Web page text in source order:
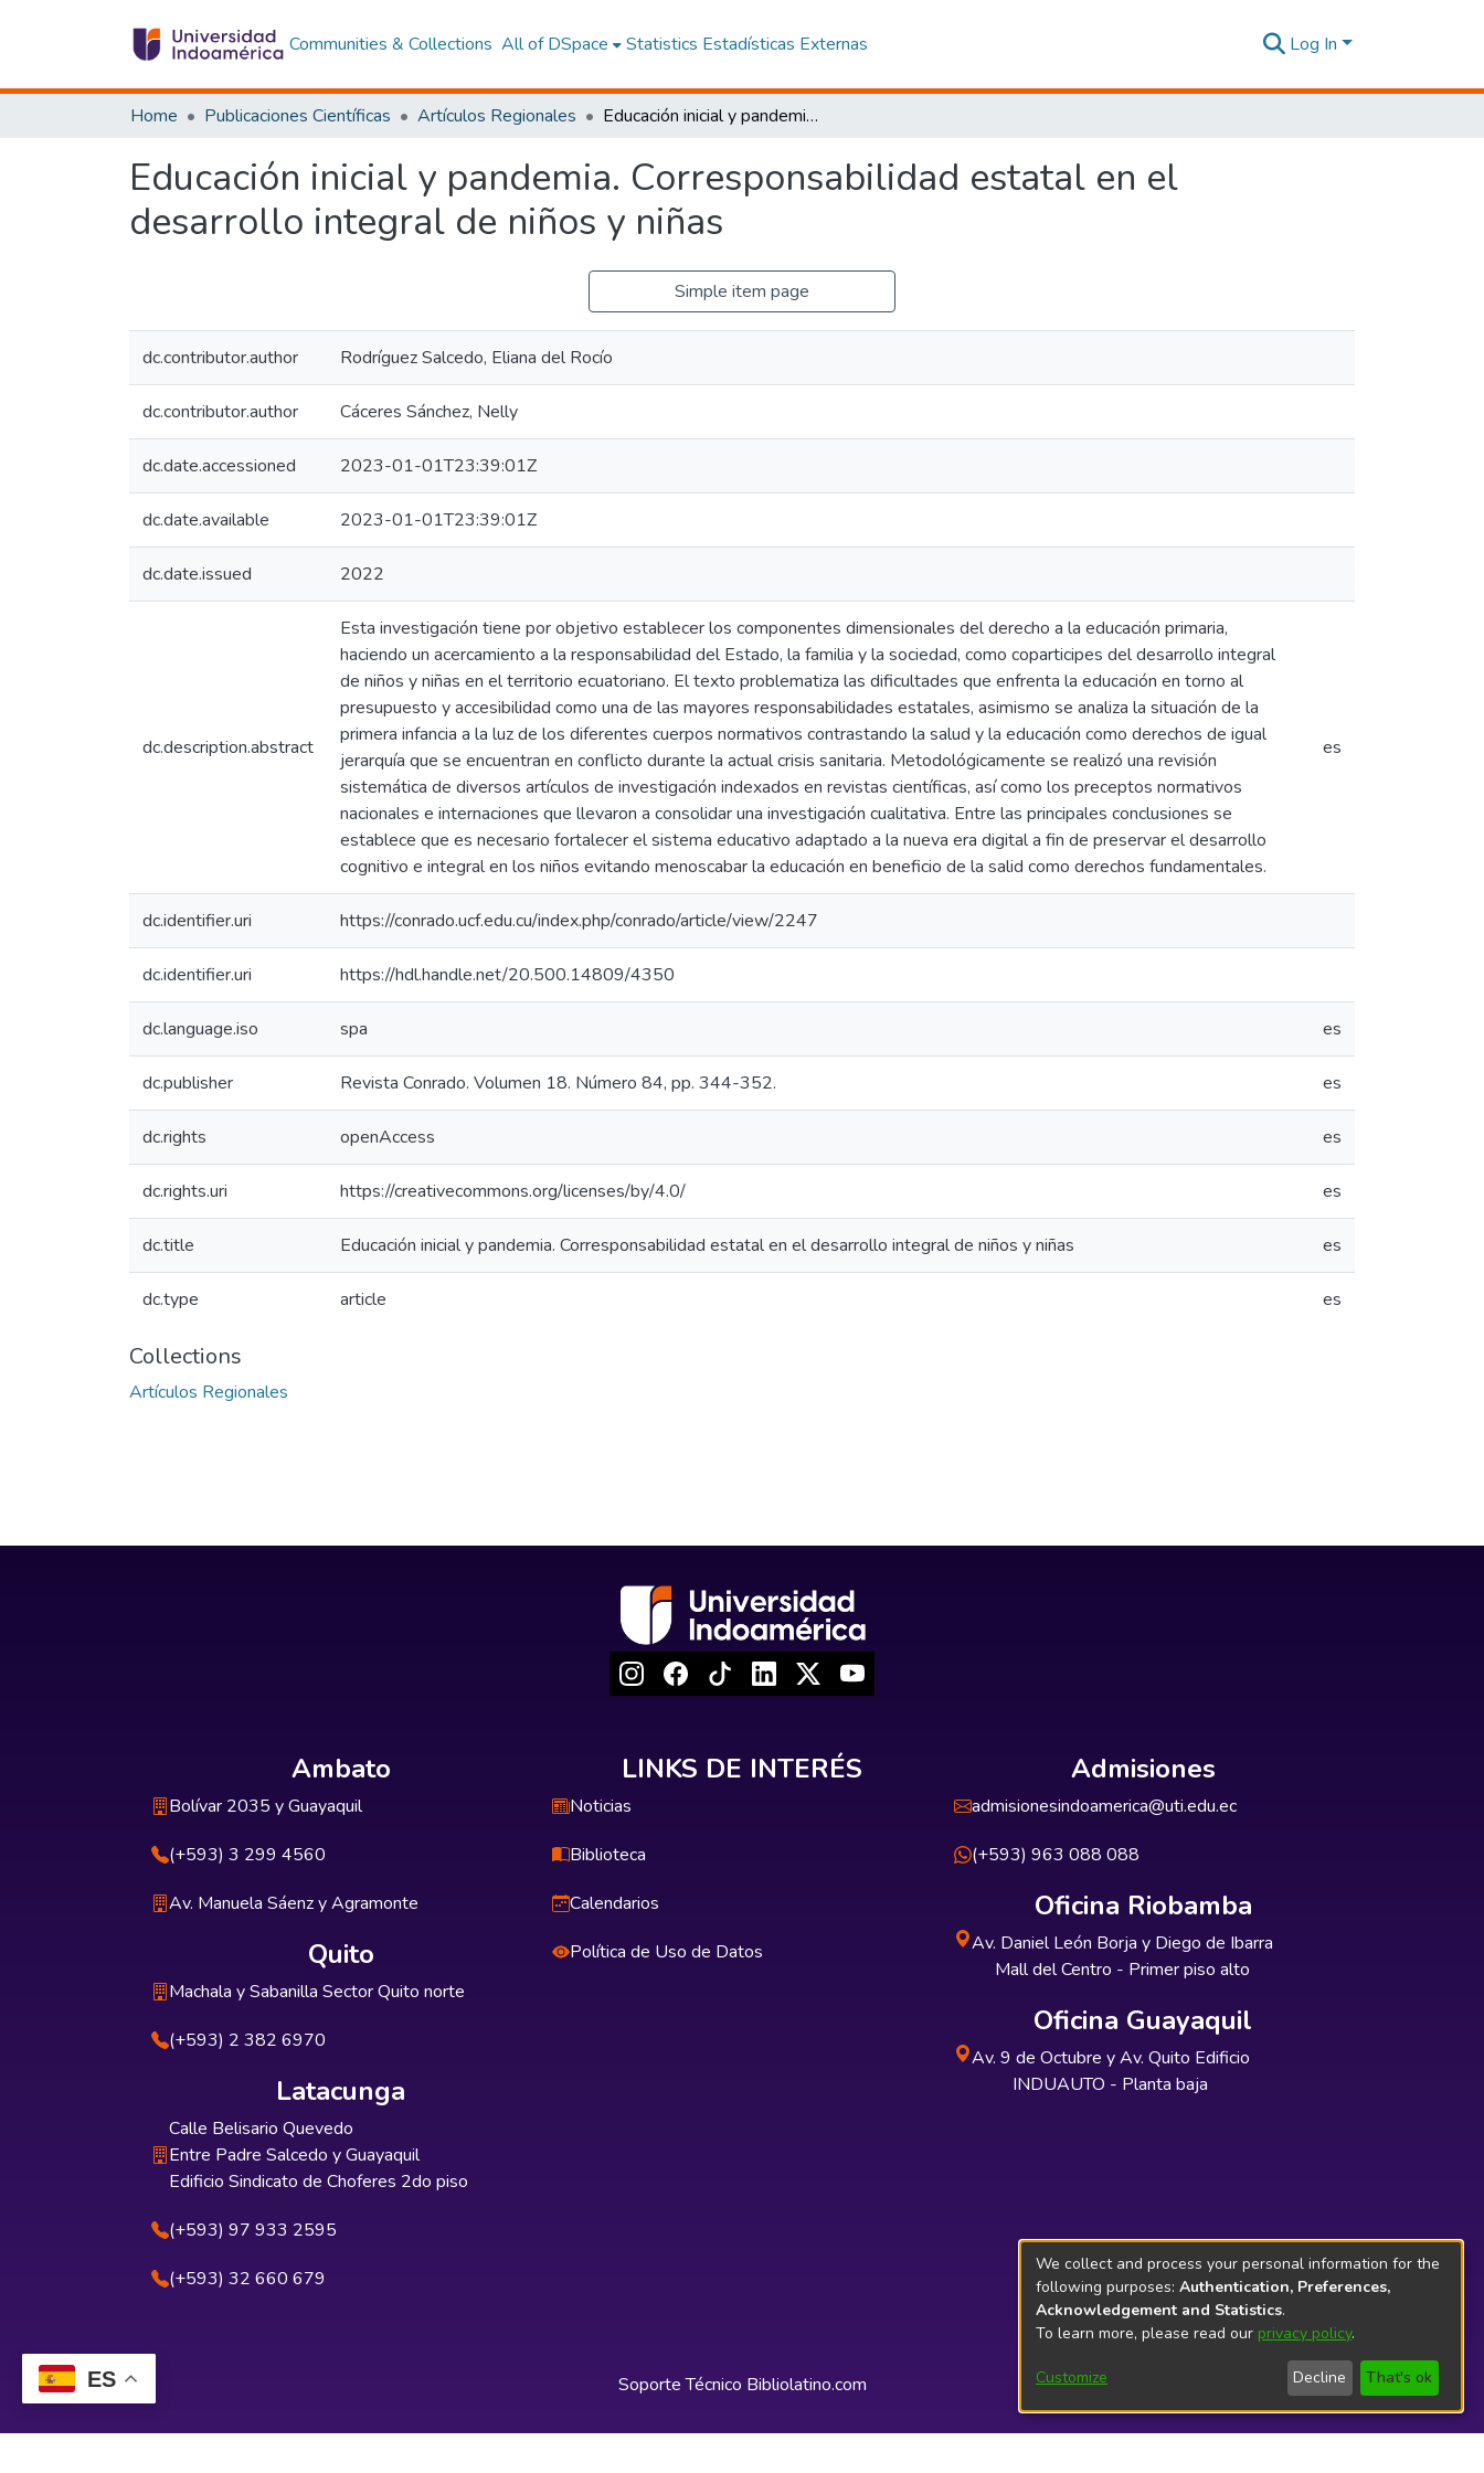
ES
Communities & Collections All of DSpace Statistics Estadísticas Externas Log In
Home Publicaciones Científicas Artículos Regionales Educación inicial y pandemia. Corresponsabilidad estatal en el desarrollo integral de niños y niñas
Educación inicial y pandemia. Corresponsabilidad estatal en el
desarrollo integral de niños y niñas
Simple item page
dc.contributor.author Rodríguez Salcedo, Eliana del Rocío
dc.contributor.author Cáceres Sánchez, Nelly
dc.date.accessioned 2023-01-01T23:39:01Z
dc.date.available 2023-01-01T23:39:01Z
dc.date.issued 2022
dc.description.abstract
Esta investigación tiene por objetivo establecer los componentes dimensionales del derecho a la educación primaria,
haciendo un acercamiento a la responsabilidad del Estado, la familia y la sociedad, como coparticipes del desarrollo integral
de niños y niñas en el territorio ecuatoriano. El texto problematiza las dificultades que enfrenta la educación en torno al
presupuesto y accesibilidad como una de las mayores responsabilidades estatales, asimismo se analiza la situación de la
primera infancia a la luz de los diferentes cuerpos normativos contrastando la salud y la educación como derechos de igual
jerarquía que se encuentran en conflicto durante la actual crisis sanitaria. Metodológicamente se realizó una revisión
sistemática de diversos artículos de investigación indexados en revistas científicas, así como los preceptos normativos
nacionales e internaciones que llevaron a consolidar una investigación cualitativa. Entre las principales conclusiones se
establece que es necesario fortalecer el sistema educativo adaptado a la nueva era digital a fin de preservar el desarrollo
cognitivo e integral en los niños evitando menoscabar la educación en beneficio de la salid como derechos fundamentales.
es
dc.identifier.uri https://conrado.ucf.edu.cu/index.php/conrado/article/view/2247
dc.identifier.uri https://hdl.handle.net/20.500.14809/4350
dc.language.iso spa es
dc.publisher Revista Conrado. Volumen 18. Número 84, pp. 344-352. es
dc.rights openAccess es
dc.rights.uri https://creativecommons.org/licenses/by/4.0/ es
dc.title Educación inicial y pandemia. Corresponsabilidad estatal en el desarrollo integral de niños y niñas es
dc.type article es
Collections
Artículos Regionales
Ambato
Bolívar 2035 y Guayaquil
(+593) 3 299 4560
Av. Manuela Sáenz y Agramonte
Quito
Machala y Sabanilla Sector Quito norte
(+593) 2 382 6970
Latacunga
Calle Belisario Quevedo
Entre Padre Salcedo y Guayaquil
Edificio Sindicato de Choferes 2do piso
(+593) 97 933 2595
(+593) 32 660 679
LINKS DE INTERÉS
Noticias
Biblioteca
Calendarios
Política de Uso de Datos
Admisiones
admisionesindoamerica@uti.edu.ec
(+593) 963 088 088
Oficina Riobamba
Av. Daniel León Borja y Diego de Ibarra
Mall del Centro - Primer piso alto
Oficina Guayaquil
Av. 9 de Octubre y Av. Quito Edificio
INDUAUTO - Planta baja
Soporte Técnico Bibliolatino.com
We collect and process your personal information for the
following purposes: Authentication, Preferences,
Acknowledgement and Statistics.
To learn more, please read our privacy policy.
Customize Decline That's ok